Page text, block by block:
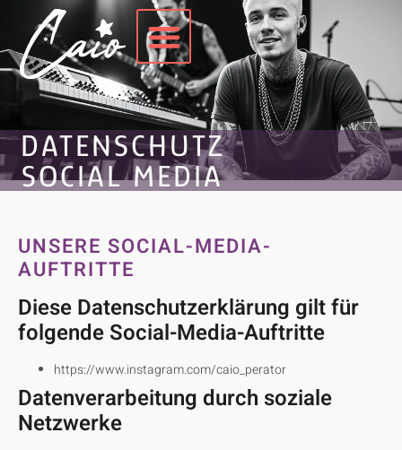
DATENSCHUTZ
SOCIAL MEDIA
UNSERE SOCIAL-MEDIA-
AUFTRITTE
Diese Datenschutzerklärung gilt für
folgende Social-Media-Auftritte
https://www.instagram.com/caio_perator
Datenverarbeitung durch soziale
Netzwerke